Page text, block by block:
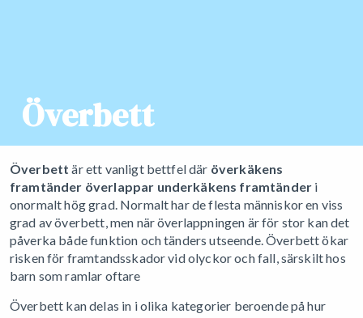
Överbett
Överbettär ett vanligt bettfel där överkäkens
framtänder överlappar underkäkens framtänder i
onormalt hög grad. Normalt har de flesta människor en viss
grad av överbett, men när överlappningen är för stor kan det
påverka både funktion och tänders utseende. Överbett ökar
risken för framtandsskador vid olyckor och fall, särskilt hos
barn som ramlar oftare
Överbett kan delas in i olika kategorier beroende på hur